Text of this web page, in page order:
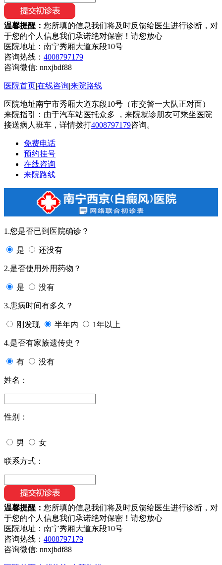
温馨提醒： 您所填的信息我们将及时反馈给医生进行诊断，对
于您的个人信息我们承诺绝对保密！请您放心
医院地址：南宁秀厢大道东段10号
咨询热线： 4008797179
咨询微信: nnxjbdf88
医院首页|在线咨询|来院路线
医院地址南宁市秀厢大道东段10号（市交警一大队正对面）
来院指引：由于汽车站医托众多 ，来院就诊朋友可乘坐医院
接送病人班车，详情拨打4008797179咨询。
免费电话
预约挂号
在线咨询
来院路线
1.您是否已到医院确诊？
是 还没有
2.是否使用外用药物？
是 没有
3.患病时间有多久？
刚发现 半年内 1年以上
4.是否有家族遗传史？
有 没有
姓名：
性别：
男 女
联系方式：
温馨提醒： 您所填的信息我们将及时反馈给医生进行诊断，对
于您的个人信息我们承诺绝对保密！请您放心
医院地址：南宁秀厢大道东段10号
咨询热线： 4008797179
咨询微信: nnxjbdf88